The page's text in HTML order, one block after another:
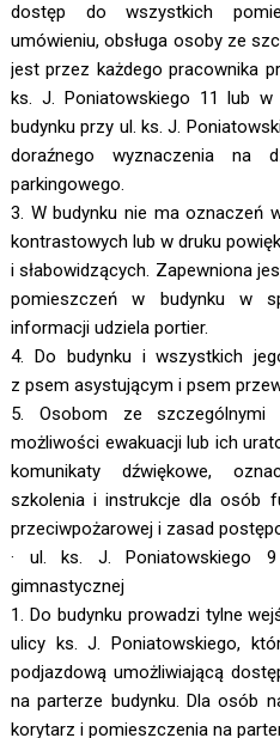
dostęp do wszystkich
umówieniu, obsługa osoby ze
jest przez każdego pracownika
ks. J. Poniatowskiego 11 lub
budynku przy ul. ks. J.
doraźnego wyznaczenia na
parkingowego.
3. W budynku nie ma oznaczeń
kontrastowych lub w druku
i słabowidzących. Zapewniona
pomieszczeń w budynku w
informacji udziela portier.
4. Do budynku i wszystkich
z psem asystującym i psem
5. Osobom ze szczególnymi
możliwości ewakuacji lub ich
komunikaty dźwiękowe,
szkolenia i instrukcje dla osób
przeciwpożarowej i zasad
· ul. ks. J. Poniatowskiego
gimnastycznej
1. Do budynku prowadzi tylne
ulicy ks. J. Poniatowskiego,
podjazdową umożliwiającą
na parterze budynku. Dla osób
korytarz i pomieszczenia na